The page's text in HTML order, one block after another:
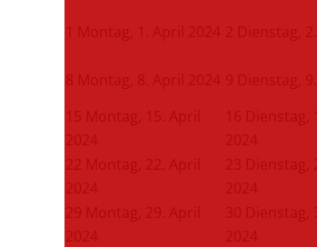
Montag, 1. April 2024 2 Dienstag,
8 Montag, 8. April 2024 9 Dienstag,
15 Montag, 15. April
2024
16 Dienstag,
2024
22 Montag, 22. April
2024
23 Dienstag,
2024
29 Montag, 29. April
2024
30 Dienstag,
2024